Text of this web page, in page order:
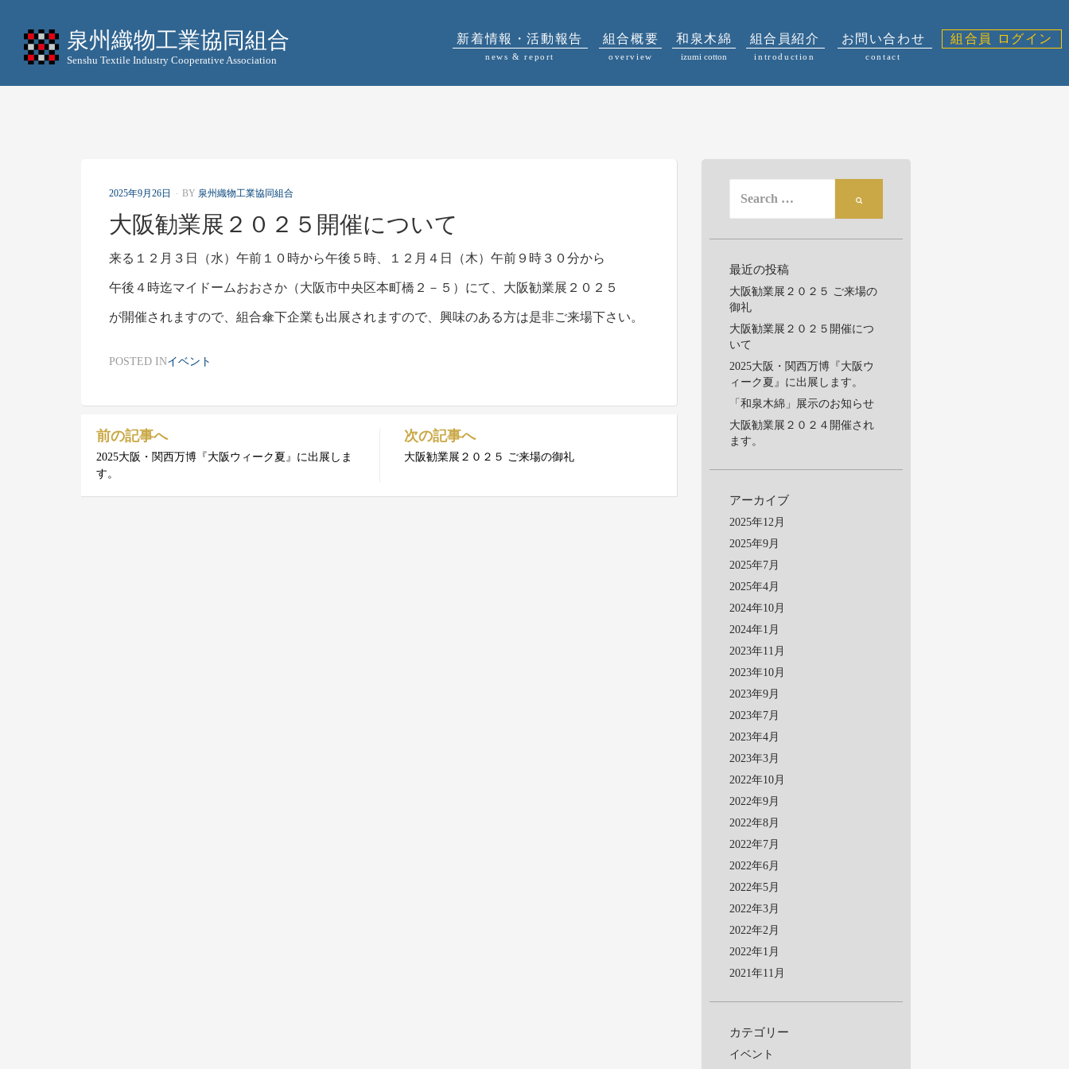
泉州織物工業協同組合
Senshu Textile Industry Cooperative Association
新着情報・活動報告
news & report
組合概要
overview
和泉木綿
izumi cotton
組合員紹介
introduction
お問い合わせ
contact
組合員 ログイン
P
S
T
D
N
2025年9月26日 BY 泉州織物工業協同組合
大阪勧業展２０２５開催について
来る１２月３日（水）午前１０時から午後５時、１２月４日（木）午前９時３０分から
午後４時迄マイドームおおさか（大阪市中央区本町橋２－５）にて、大阪勧業展２０２５
が開催されますので、組合傘下企業も出展されますので、興味のある方は是非ご来場下さい。
POSTED INイベント
投
稿
前の記事へ
2025大阪・関西万博『大阪ウィーク夏』に出展しま
す。
次の記事へ
大阪勧業展２０２５ ご来場の御礼
a
r
h
f
o
r:
e
h
最近の投稿
大阪勧業展２０２５ ご来場の
御礼
大阪勧業展２０２５開催につ
いて
2025大阪・関西万博『大阪ウ
ィーク夏』に出展します。
「和泉木綿」展示のお知らせ
大阪勧業展２０２４開催され
ます。
アーカイブ
2025年12月
2025年9月
2025年7月
2025年4月
2024年10月
2024年1月
2023年11月
2023年10月
2023年9月
2023年7月
2023年4月
2023年3月
2022年10月
2022年9月
2022年8月
2022年7月
2022年6月
2022年5月
2022年3月
2022年2月
2022年1月
2021年11月
カテゴリー
イベント